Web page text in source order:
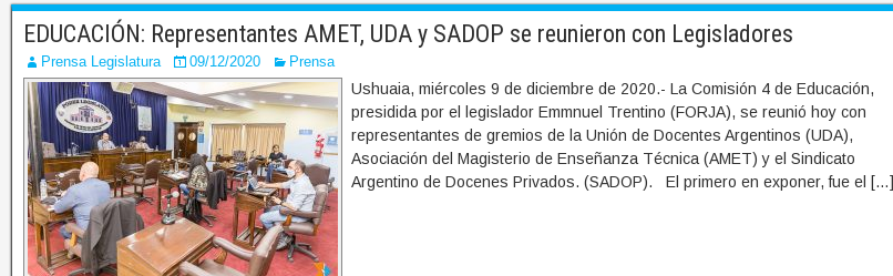
EDUCACIÓN: Representantes AMET, UDA y SADOP se reunieron con Legisladores
Prensa Legislatura 09/12/2020 Prensa
Ushuaia, miércoles 9 de diciembre de 2020.- La Comisión 4 de Educación,
presidida por el legislador Emmnuel Trentino (FORJA), se reunió hoy con
representantes de gremios de la Unión de Docentes Argentinos (UDA),
Asociación del Magisterio de Enseñanza Técnica (AMET) y el Sindicato
Argentino de Docenes Privados. (SADOP). El primero en exponer, fue el […]